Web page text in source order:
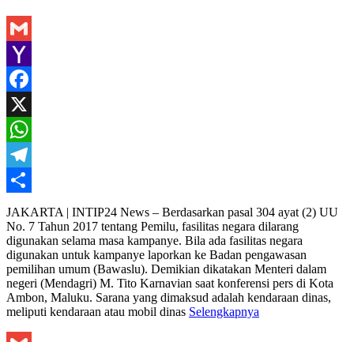
Gmail
Yahoo
Mail
Facebook
X
WhatsApp
Telegram
Share
JAKARTA | INTIP24 News – Berdasarkan pasal 304 ayat (2) UU
No. 7 Tahun 2017 tentang Pemilu, fasilitas negara dilarang
digunakan selama masa kampanye. Bila ada fasilitas negara
digunakan untuk kampanye laporkan ke Badan pengawasan
pemilihan umum (Bawaslu). Demikian dikatakan Menteri dalam
negeri (Mendagri) M. Tito Karnavian saat konferensi pers di Kota
Ambon, Maluku. Sarana yang dimaksud adalah kendaraan dinas,
meliputi kendaraan atau mobil dinas Selengkapnya